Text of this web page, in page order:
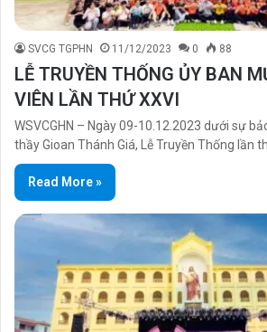
SVCG TGPHN 11/12/2023 0 88
LỄ TRUYỀN THỐNG ỦY BAN
VIÊN LẦN THỨ XXVI
WSVCGHN – Ngày 09-10.12.2023 dưới sự
thầy Gioan Thánh Giá, Lễ Truyền Thống lần
Read More »